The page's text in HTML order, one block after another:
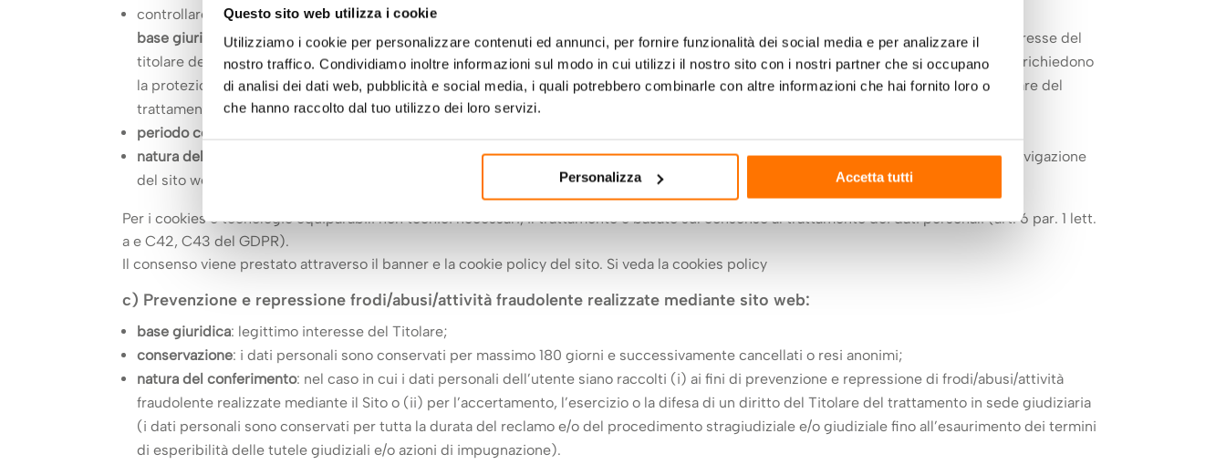
Questo sito web utilizza i cookie
Utilizziamo i cookie per personalizzare contenuti ed annunci, per fornire funzionalità dei social media e per analizzare il
nostro traffico. Condividiamo inoltre informazioni sul modo in cui utilizzi il nostro sito con i nostri partner che si occupano
di analisi dei dati web, pubblicità e social media, i quali potrebbero combinarle con altre informazioni che hai fornito loro o
che hanno raccolto dal tuo utilizzo dei loro servizi.
Personalizza Accetta tutti
controllare il corretto funzionamento dei servizi offerti.
base giuridica: legittimo interesse art. 6 lett. f) e considerando 47: il trattamento è necessario per il perseguimento del legittimo interesse del
titolare del trattamento o di terzi, a condizione che non prevalgano gli interessi o i diritti e le libertà fondamentali dell’interessato che richiedono
la protezione dei dati personali, tenuto conto delle ragionevoli aspettative nutrite dall’interessato in base alla sua relazione con il titolare del
trattamento. Attività strettamente necessarie al funzionamento del sito e all’erogazione del servizio di navigazione sulla piattaforma.
periodo conservazione dati
natura del conferimento
: ad eccezione di quanto specificato per i dati di navigazione (i quali sono necessari al fine di permettere la navigazione
del sito web), l’utente è libero di fornire i dati personali.
Per i cookies e tecnologie equiparabili non tecnici necessari, il trattamento è basato sul consenso al trattamento dei dati personali (art. 6 par. 1 lett.
a e C42, C43 del GDPR).
Il consenso viene prestato attraverso il banner e la cookie policy del sito. Si veda la cookies policy
c) Prevenzione e repressione frodi/abusi/attività fraudolente realizzate mediante sito web:
base giuridica: legittimo interesse del Titolare;
conservazione: i dati personali sono conservati per massimo 180 giorni e successivamente cancellati o resi anonimi;
natura del conferimento: nel caso in cui i dati personali dell’utente siano raccolti (i) ai fini di prevenzione e repressione di frodi/abusi/attività
fraudolente realizzate mediante il Sito o (ii) per l’accertamento, l’esercizio o la difesa di un diritto del Titolare del trattamento in sede giudiziaria
(i dati personali sono conservati per tutta la durata del reclamo e/o del procedimento stragiudiziale e/o giudiziale fino all’esaurimento dei termini
di esperibilità delle tutele giudiziali e/o azioni di impugnazione).